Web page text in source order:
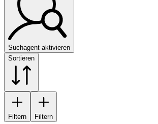
Suchagent aktivieren
Sortieren
Filtern Filtern